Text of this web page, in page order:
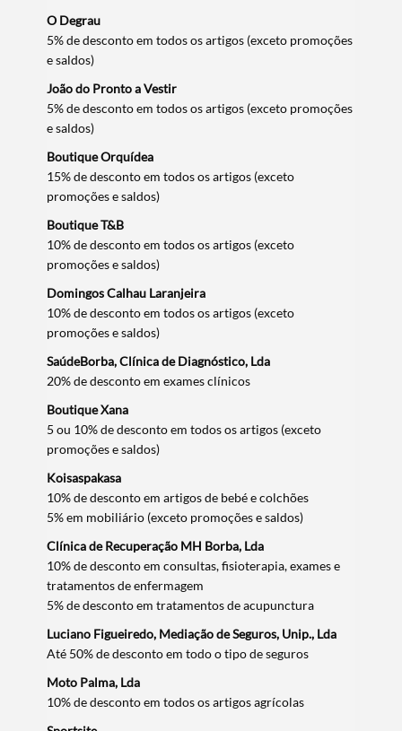
Termo de Pesquisa
Categorias gerais
Filtros
O Degrau
5% de desconto em todos os artigos (exceto promoções
e saldos)
João do Pronto a Vestir
5% de desconto em todos os artigos (exceto promoções
e saldos)
Boutique Orquídea
15% de desconto em todos os artigos (exceto
promoções e saldos)
Boutique T&B
10% de desconto em todos os artigos (exceto
promoções e saldos)
Domingos Calhau Laranjeira
10% de desconto em todos os artigos (exceto
promoções e saldos)
SaúdeBorba, Clínica de Diagnóstico, Lda
20% de desconto em exames clínicos
Boutique Xana
5 ou 10% de desconto em todos os artigos (exceto
promoções e saldos)
Koisaspakasa
10% de desconto em artigos de bebé e colchões
5% em mobiliário (exceto promoções e saldos)
Clínica de Recuperação MH Borba, Lda
10% de desconto em consultas, fisioterapia, exames e
tratamentos de enfermagem
5% de desconto em tratamentos de acupunctura
Luciano Figueiredo, Mediação de Seguros, Unip., Lda
Até 50% de desconto em todo o tipo de seguros
Moto Palma, Lda
10% de desconto em todos os artigos agrícolas